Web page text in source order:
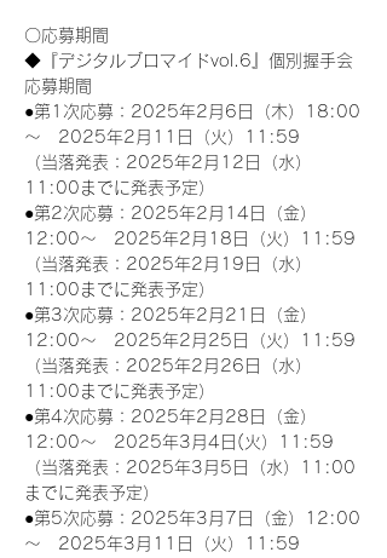
〇応募期間
◆『デジタルブロマイドvol.6』個別握手会
応募期間
●第1次応募：2025年2月6日（木）18:00
～　2025年2月11日（火）11:59
（当落発表：2025年2月12日（水）
11:00までに発表予定）
●第2次応募：2025年2月14日（金）
12:00～　2025年2月18日（火）11:59
（当落発表：2025年2月19日（水）
11:00までに発表予定）
●第3次応募：2025年2月21日（金）
12:00～　2025年2月25日（火）11:59
（当落発表：2025年2月26日（水）
11:00までに発表予定）
●第4次応募：2025年2月28日（金）
12:00～　2025年3月4日(火）11:59
（当落発表：2025年3月5日（水）11:00
までに発表予定）
●第5次応募：2025年3月7日（金）12:00
～　2025年3月11日（火）11:59